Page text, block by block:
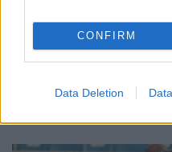
CONFIRM
Data Deletion
Conference League:
Χράντετς Κράλοβε –
– Ο αντίπαλος του
3/08/2026 - 3:50μμ